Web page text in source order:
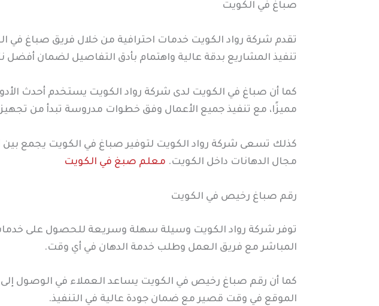
صباغ في الكويت
تقدم شركة رواد الكويت خدمات احترافية من خلال فريق صباغ في
تنفيذ المشاريع بدقة عالية واهتمام بأدق التفاصيل لضمان أفضل
كما أن صباغ في الكويت لدى شركة رواد الكويت يستخدم أحدث
مميزًا، مع تنفيذ جميع الأعمال وفق خطوات مدروسة تبدأ من
كذلك تسعى شركة رواد الكويت لتوفير صباغ في الكويت يجمع بين
مجال الدهانات داخل الكويت. معلم صبغ في الكويت
رقم صباغ رخيص في الكويت
توفر شركة رواد الكويت وسيلة سهلة وسريعة للحصول على
المباشر مع فريق العمل وطلب خدمة الدهان في أي وقت.
كما أن رقم صباغ رخيص في الكويت يساعد العملاء في الوصول
الموقع في وقت قصير مع ضمان جودة عالية في التنفيذ.